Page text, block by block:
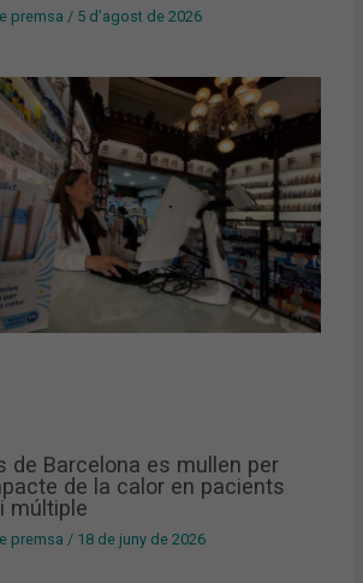
premsa / 5 d'agost de 2026
de Barcelona es mullen per
de la calor en pacients
múltiple
premsa / 18 de juny de 2026